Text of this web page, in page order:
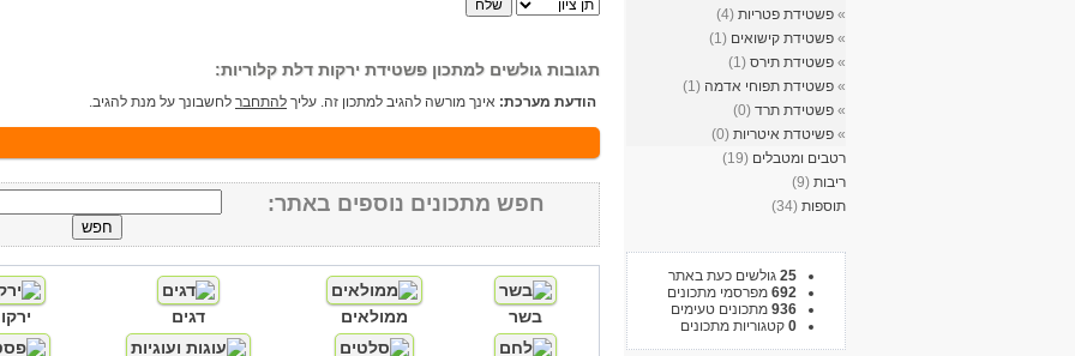
» פשטידת פטריות (4)
» פשטידת קישואים (1)
» פשטידת תירס (1)
» פשטידת תפוחי אדמה (1)
» פשטידת תרד (0)
» פשיטדת איטריות (0)
רטבים ומטבלים (19)
ריבות (9)
תוספות (34)
25 גולשים כעת באתר
692 מפרסמי מתכונים
936 מתכונים טעימים
0 קטגוריות מתכונים
תגובות גולשים למתכון פשטידת ירקות דלת קלוריות:
הודעת מערכת: אינך מורשה להגיב למתכון זה. עליך להתחבר לחשבונך על מנת להגיב.
חפש מתכונים נוספים באתר:
בשר ממולאים דגים